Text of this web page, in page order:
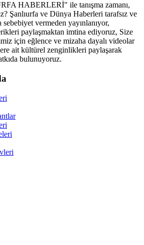
HABERLERİ" ile tanışma zamanı,
Şanlıurfa ve Dünya Haberleri tarafsız ve
sebebiyet vermeden yayınlanıyor,
paylaşmaktan imtina ediyoruz, Size
için eğlence ve mizaha dayalı videolar
ait kültürel zenginlikleri paylaşarak
bulunuyoruz.